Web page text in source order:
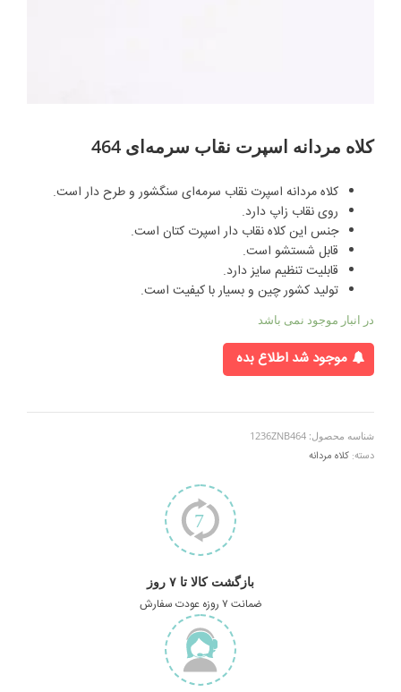
کلاه مردانه اسپرت نقاب سرمه‌ای 464
کلاه مردانه اسپرت نقاب سرمه‌ای سنگشور و طرح دار است.
روی نقاب زاپ دارد.
جنس این کلاه نقاب دار اسپرت کتان است.
قابل شستشو است.
قابلیت تنظیم سایز دارد.
تولید کشور چین و بسیار با کیفیت است.
در انبار موجود نمی باشد
موجود شد اطلاع بده
شناسه محصول: 1236ZNB464
دسته: کلاه مردانه
بازگشت کالا تا ۷ روز
ضمانت ۷ روزه عودت سفارش